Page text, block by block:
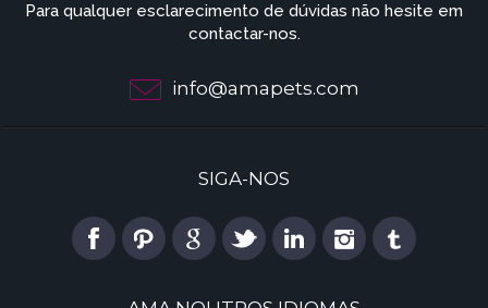
Para qualquer esclarecimento de dúvidas não hesite em
contactar-nos.
info@amapets.com
SIGA-NOS